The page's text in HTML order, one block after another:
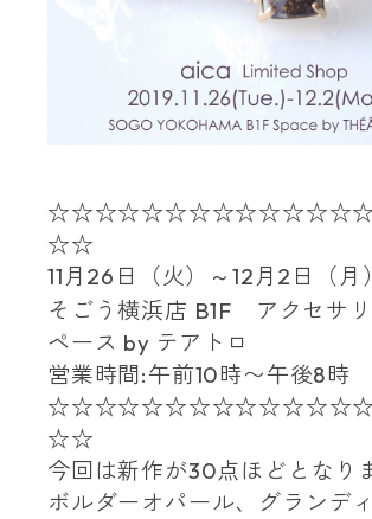
☆☆
11月 26 日（火）～12月 2 日（月）
そごう横浜店 B1F アクセサ
ペース by テアトロ
営業時間:午前10時〜午後8時
☆☆
今回は新作が30点ほどとなり
ボルダーオパール、グランデ